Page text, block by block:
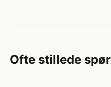
Ofte stillede